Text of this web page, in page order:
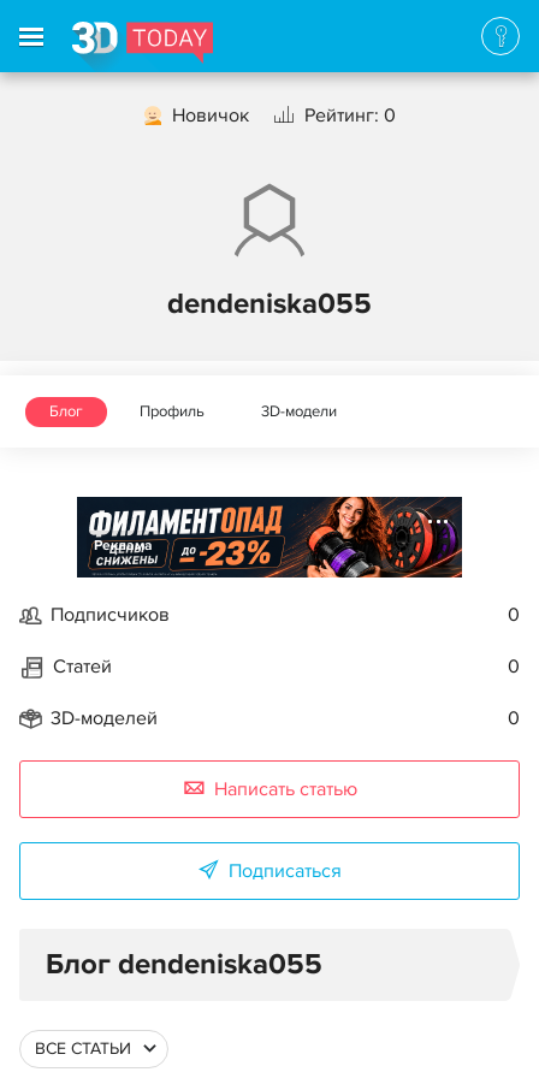
Новичок Рейтинг: 0
dendeniska055
Блог Профиль 3D-модели
Реклама
Подписчиков 0
Статей 0
3D-моделей 0
Написать статью
Подписаться
Блог dendeniska055
ВСЕ СТАТЬИ